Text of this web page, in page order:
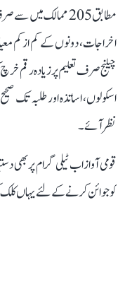
اخراجات، دونوں کے کم از کم
چیلنج صرف تعلیم پر زیادہ رقم
اسکولوں، اساتذہ اور طلبہ تک
نظر آئے۔
قومی آواز اب ٹیلی گرام پر
کو جوائن کرنے کے لئے یہاں